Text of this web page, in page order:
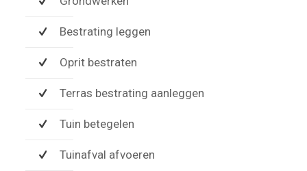
Bestrating leggen
Oprit bestraten
Terras bestrating aanleggen
Tuin betegelen
Tuinafval afvoeren